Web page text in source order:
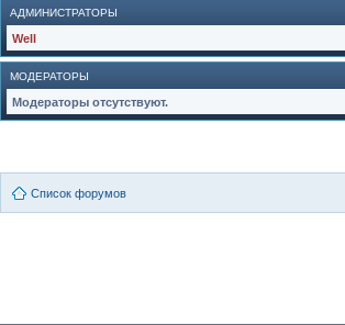
АДМИНИСТРАТОРЫ
Well
МОДЕРАТОРЫ
Модераторы отсутствуют.
Список форумов